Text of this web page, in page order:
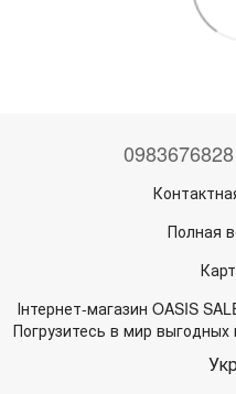
0983676828
Полная
Інтернет-магазин OASIS
Погрузитесь в мир
Укр